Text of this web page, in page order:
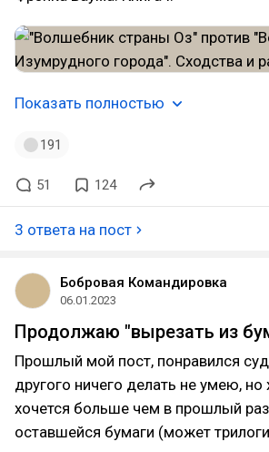
Показать полностью
191
51 124
3 ответа на пост
Бобровая Командировка
06.01.2023
Продолжаю "вырезать из
Прошлый мой пост, понравился
другого ничего делать не умею, но
хочется больше чем в прошлый
оставшейся бумаги (может